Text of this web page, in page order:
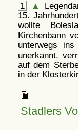
1 ▲
15.
wollte
Kirchenbann
unterwegs ins
unerkannt,
auf dem
in der
Stadlers